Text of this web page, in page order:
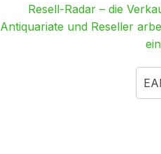
Resell-Radar – die
Antiquariate und Reseller